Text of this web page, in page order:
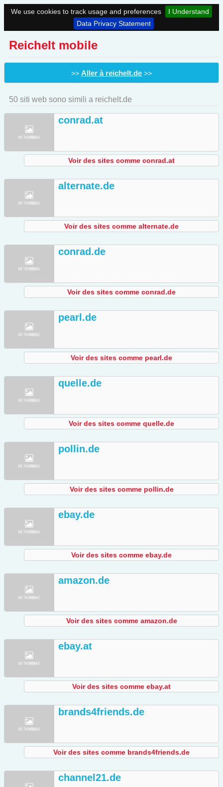
We use cookies to track usage and preferences
I Understand
Data Privacy Statement
Reichelt mobile
>> Aller à reichelt.de >>
50 siti web sono simili a reichelt.de
conrad.at
Voir des sites comme conrad.at
alternate.de
Voir des sites comme alternate.de
conrad.de
Voir des sites comme conrad.de
pearl.de
Voir des sites comme pearl.de
quelle.de
Voir des sites comme quelle.de
pollin.de
Voir des sites comme pollin.de
ebay.de
Voir des sites comme ebay.de
amazon.de
Voir des sites comme amazon.de
ebay.at
Voir des sites comme ebay.at
brands4friends.de
Voir des sites comme brands4friends.de
channel21.de